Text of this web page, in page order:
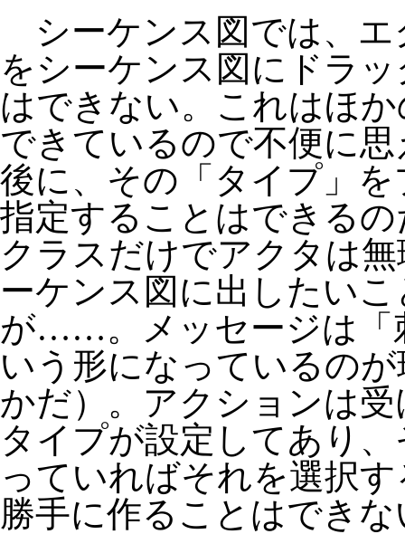
シーケンス図では、エ
をシーケンス図にドラ
はできない。これはほ
できているので不便に
後に、その「タイプ」
指定することはできる
クラスだけでアクタは
ーケンス図に出したい
が……。メッセージは「
いう形になっているの
かだ）。アクションは
タイプが設定してあり
っていればそれを選択
勝手に作ることはできな